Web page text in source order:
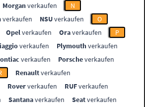
Morganverkaufen
N
verkaufen NSUverkaufen
O
Opelverkaufen Oraverkaufen
P
verkaufen Plymouthverkaufen
verkaufen Porscheverkaufen
Renaultverkaufen
Roververkaufen RUFverkaufen
Santanaverkaufen Seatverkaufen